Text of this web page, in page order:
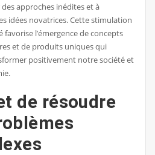
approches inédites et à
idées novatrices. Cette stimulation
favorise l’émergence de concepts
et de produits uniques qui
positivement notre société et
de résoudre